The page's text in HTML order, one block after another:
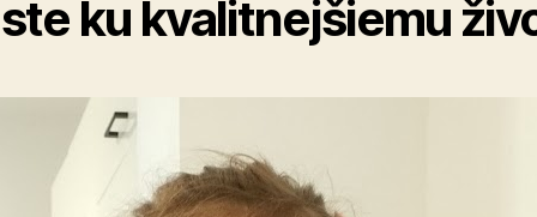
ku kvalitnejšiemu